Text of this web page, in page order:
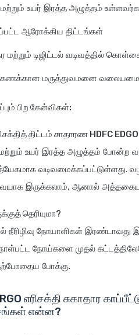
மற்றும் உயர் இரத்த அழுத்தம்
ஆரோக்கிய திட்டங்கள்
மற்றும் டிஜிட்டல் வடிவத்தில்
மருத்துவமனை
பிற கேள்விகள்:
திட்டம் சாதாரண HDFC EDGO
மற்றும் உயர் இரத்த அழுத்தம் போன்ற
இருக்கலாம், ஆனால் அத்தகைய
தெரியுமா?
நீரிழிவு நோயாளிகள் இரண்டாவது
நோய்களை முதல்
போக்கு.
எரிசக்தி சுகாதார
என்ன?